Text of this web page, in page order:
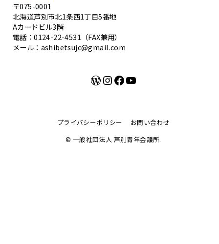
〒075-0001
北海道芦別市北1条西1丁目5番地
Aカードビル3階
電話：0124-22-4531（FAX兼用）
メール：ashibetsujc@gmail.com
WordPress
Instagram
Facebook
YouTube
プライバシーポリシー
お問い合わせ
© 一般社団法人 芦別青年会議所.